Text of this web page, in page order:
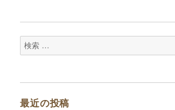
検
索
最近の投稿